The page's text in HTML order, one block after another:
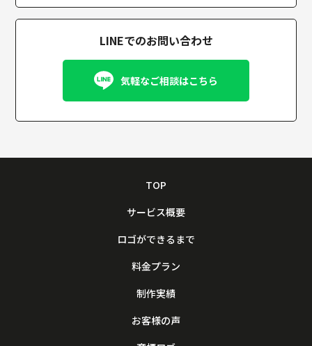
LINEでのお問い合わせ
気軽なご相談はこちら
TOP
サービス概要
ロゴができるまで
料金プラン
制作実績
お客様の声